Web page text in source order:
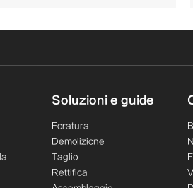
Soluzioni e guide
Foratura
Demolizione
Taglio
Rettifica